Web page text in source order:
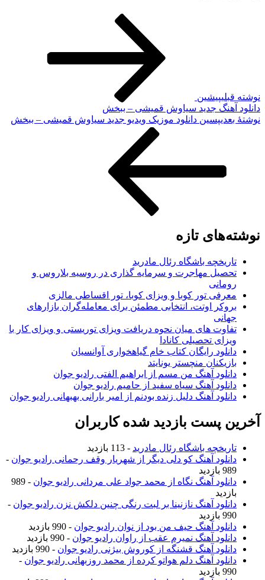
نوشته قبلیپیشین
دانلود آهنگ جدید سیاوش قمیشی – ببخش
نوشته‌ٔ بعدیپسین دانلود موزیک ویدیو جدید سیاوش قمیشی – ببخش
نوشته‌های تازه
تاریخچه باشگاه رئال مادرید
تحصیل مهاجرت و سرمایه گذاری در روسیه بلاروس و
رومانی
معرفی تور کوبا و ویزای کوبا، تور اقساطی مالزی
بروکر اوتت، انتخابی مطمئن برای معامله‌گران بازارهای
جهانی
تفاوت های میان نحوه دریافت ویزای توریستی و ویزای کار با
ویزای تحصیلی کانادا
دانلود رایگان کتاب خام گیاهخواری آوانسیان
بازیکنان منچستر یونایتد
دانلود آهنگ من مسم از ابراهیم الفتی رادیو جوان
دانلود آهنگ سیاه سفید از حامیم رادیو جوان
دانلود آهنگ دلیل زنده بودنم از امیر بارانی بهبهانی رادیو جوان
آخرین پست بازدید شده کاربران
تاریخچه باشگاه رئال مادرید - 113 بازدید
دانلود آهنگ کو دلی دیگر از شهریار وقف رحمانی رادیو جوان -
989 بازدید
دانلود آهنگ نگاه از محمد جواد علی مردانی رادیو جوان
- 989
بازدید
دانلود آهنگ نازنینا بر لبت رنگی چنین دلکش نزن رادیو جوان -
990 بازدید
دانلود آهنگ حیف من بود از نوان رادیو جوان - 990 بازدید
دانلود آهنگ نمیرم عقب از راوان رادیو جوان - 990 بازدید
دانلود آهنگ قشنگه از کوروش بیژنی رادیو جوان - 990 بازدید
دانلود آهنگ دلم هواتو کرده از محمد روزبهانی رادیو جوان -
990 بازدید